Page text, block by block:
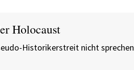
Holocaust
Historikerstreit nicht sprechen